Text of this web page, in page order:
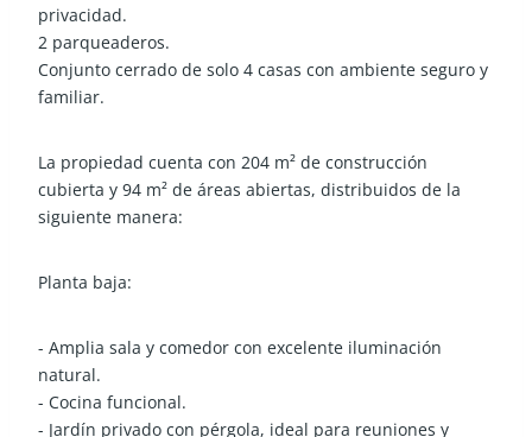
privacidad.
2 parqueaderos.
Conjunto cerrado de solo 4 casas con ambiente seguro y
familiar.
La propiedad cuenta con 204 m² de construcción
cubierta y 94 m² de áreas abiertas, distribuidos de la
siguiente manera:
Planta baja:
- Amplia sala y comedor con excelente iluminación
natural.
- Cocina funcional.
- Jardín privado con pérgola, ideal para reuniones y